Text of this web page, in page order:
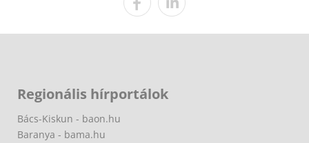
Regionális hírportálok
Bács-Kiskun - baon.hu
Baranya - bama.hu